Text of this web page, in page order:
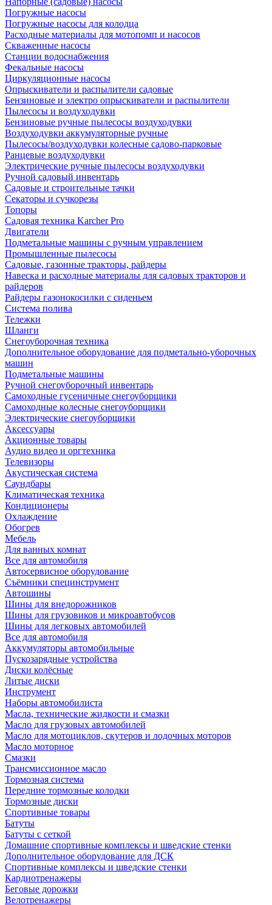
Погружные насосы
Погружные насосы для колодца
Расходные материалы для мотопомп и насосов
Скваженные насосы
Станции водоснабжения
Фекальные насосы
Циркуляционные насосы
Опрыскиватели и распылители садовые
Бензиновые и электро опрыскиватели и распылители
Пылесосы и воздуходувки
Бензиновые ручные пылесосы воздуходувки
Воздуходувки аккумуляторные ручные
Пылесосы/воздуходувки колесные садово-парковые
Ранцевые воздуходувки
Электрические ручные пылесосы воздуходувки
Ручной садовый инвентарь
Садовые и строительные тачки
Секаторы и сучкорезы
Топоры
Садовая техника Karcher Pro
Двигатели
Подметальные машины с ручным управлением
Промышленные пылесосы
Садовые, газонные тракторы, райдеры
Навеска и расходные материалы для садовых тракторов и
райдеров
Райдеры газонокосилки с сиденьем
Система полива
Тележки
Шланги
Снегоуборочная техника
Дополнительное оборудование для подметально-уборочных
машин
Подметальные машины
Ручной снегоуборочный инвентарь
Самоходные гусеничные снегоуборщики
Самоходные колесные снегоуборщики
Электрические снегоуборщики
Аксессуары
Акционные товары
Аудио видео и оргтехника
Телевизоры
Акустическая система
Саундбары
Климатическая техника
Кондиционеры
Охлаждение
Обогрев
Мебель
Для ванных комнат
Все для автомобиля
Автосервисное оборудование
Съёмники специнструмент
Автошины
Шины для внедорожников
Шины для грузовиков и микроавтобусов
Шины для легковых автомобилей
Все для автомобиля
Аккумуляторы автомобильные
Пускозарядные устройства
Диски колёсные
Литые диски
Инструмент
Наборы автомобилиста
Масла, технические жидкости и смазки
Масло для грузовых автомобилей
Масло для мотоциклов, скутеров и лодочных моторов
Масло моторное
Смазки
Трансмиссионное масло
Тормозная система
Передние тормозные колодки
Тормозные диски
Спортивные товары
Батуты
Батуты с сеткой
Домашние спортивные комплексы и шведские стенки
Дополнительное оборудование для ДСК
Спортивные комплексы и шведские стенки
Кардиотренажеры
Беговые дорожки
Велотренажеры